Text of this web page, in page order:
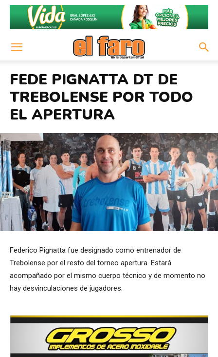
FEDE PIGNATTA DT DE
TREBOLENSE POR TODO
EL APERTURA
Federico Pignatta fue designado como entrenador de
Trebolense por el resto del torneo apertura. Estará
acompañado por el mismo cuerpo técnico y de momento no
hay desvinculaciones de jugadores.